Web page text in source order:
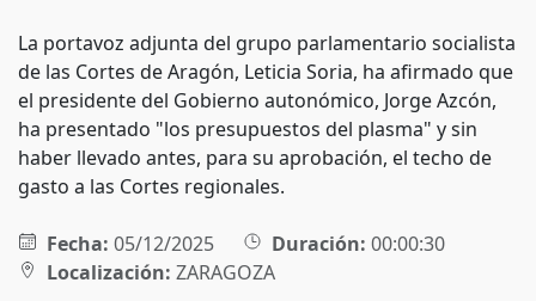
La portavoz adjunta del grupo parlamentario socialista
de las Cortes de Aragón, Leticia Soria, ha afirmado que
el presidente del Gobierno autonómico, Jorge Azcón,
ha presentado "los presupuestos del plasma" y sin
haber llevado antes, para su aprobación, el techo de
gasto a las Cortes regionales.
Fecha: 05/12/2025 Duración: 00:00:30
Localización: ZARAGOZA